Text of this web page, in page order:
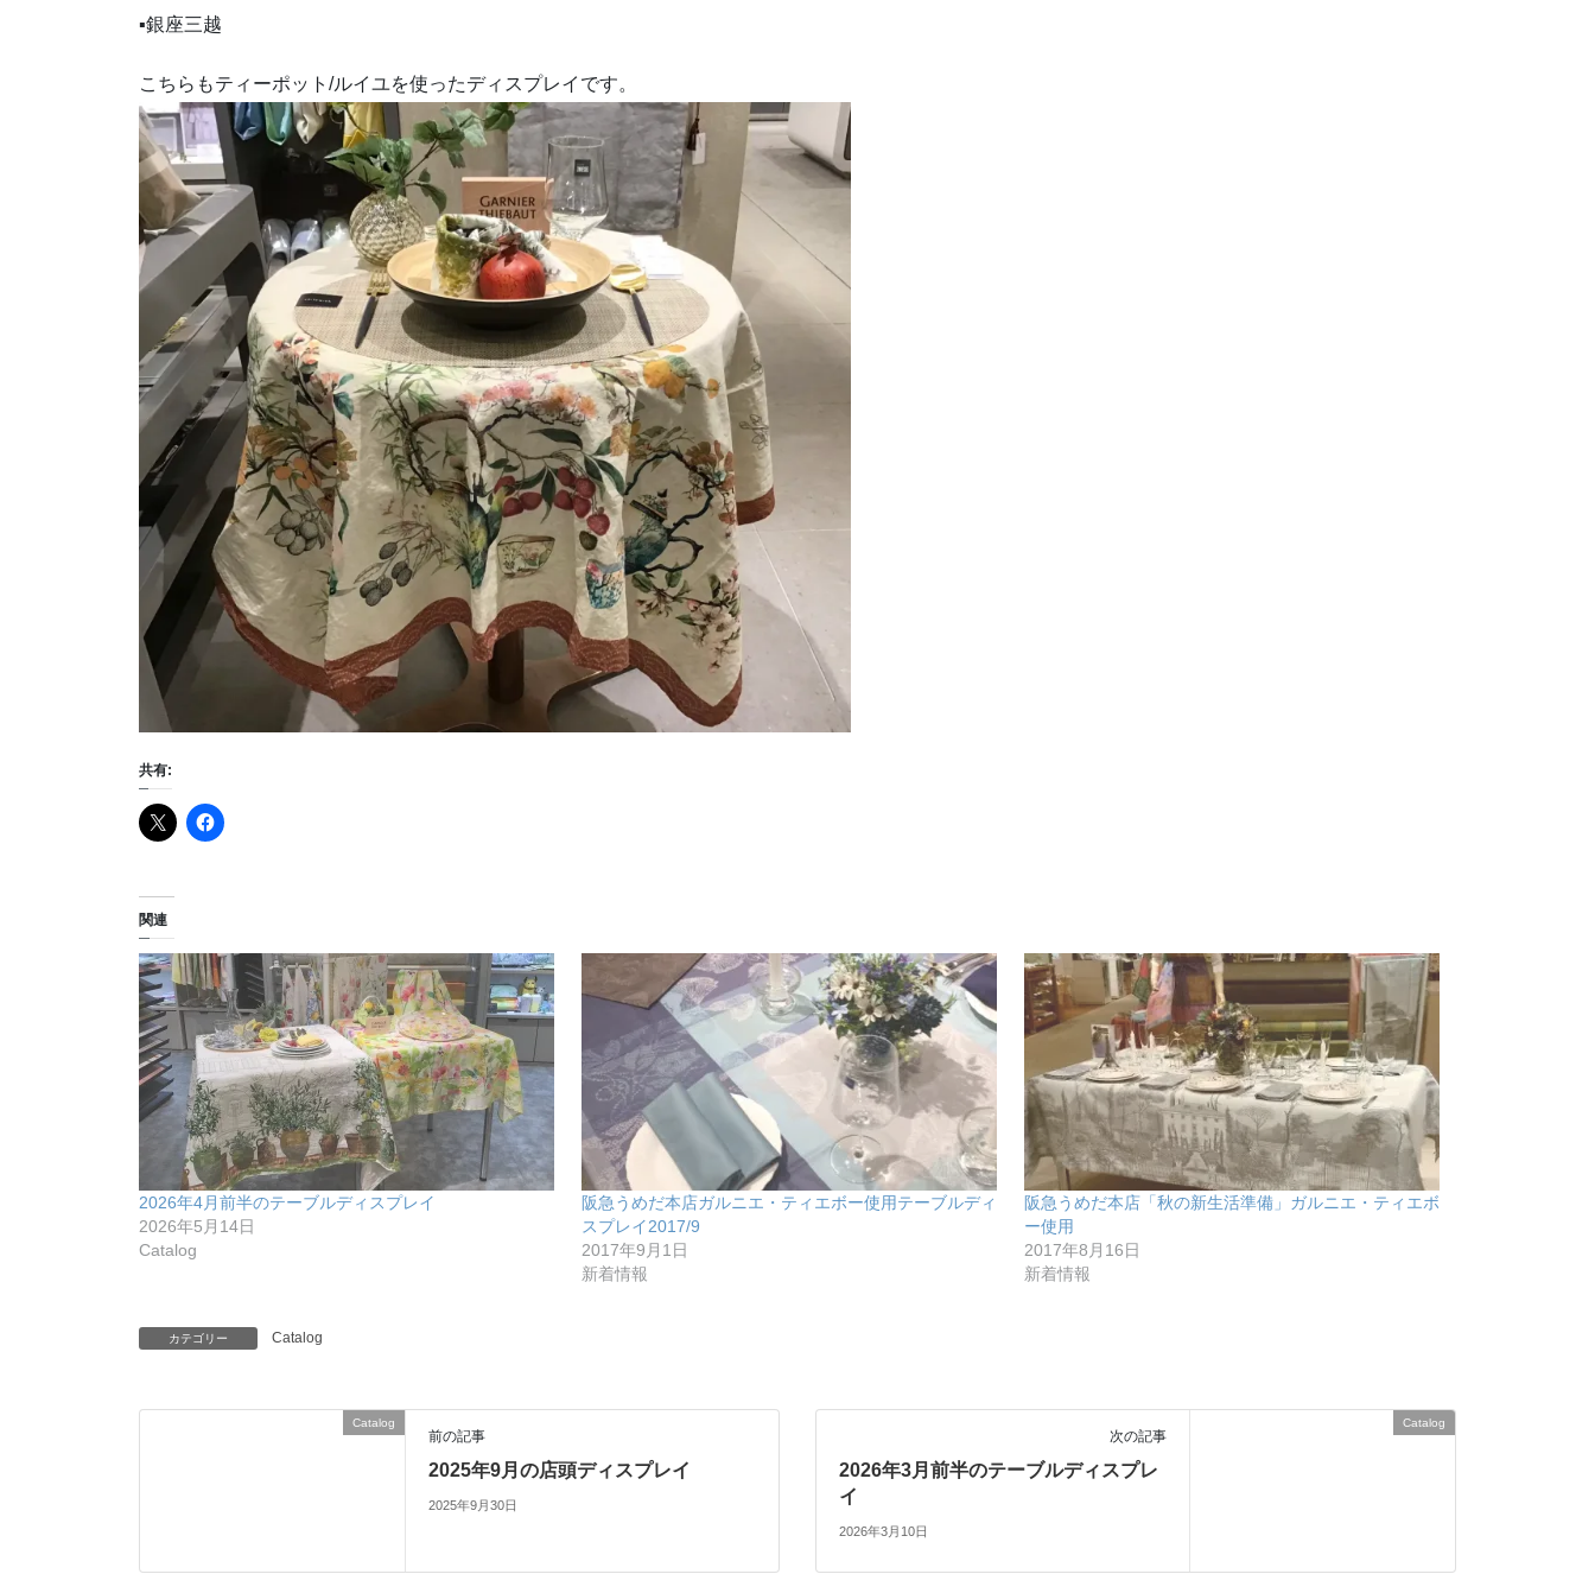
▪銀座三越
こちらもティーポット/ルイユを使ったディスプレイです。
共有:
関連
2026年4月前半のテーブルディスプレイ
2026年5月14日
Catalog
阪急うめだ本店ガルニエ・ティエボー使用テーブルディ
スプレイ2017/9
2017年9月1日
新着情報
阪急うめだ本店「秋の新生活準備」ガルニエ・ティエボ
ー使用
2017年8月16日
新着情報
カテゴリー Catalog
Catalog
前の記事
2025年9月の店頭ディスプレイ
2025年9月30日
Catalog
次の記事
2026年3月前半のテーブルディスプレ
イ
2026年3月10日